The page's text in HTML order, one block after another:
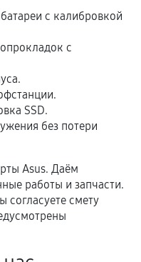
сроки и
отдельно и
попадание влаги,
вмешательство
если иное не
с калибровкой
с
SSD.
без потери
Asus. Даём
работы и запчасти.
смету